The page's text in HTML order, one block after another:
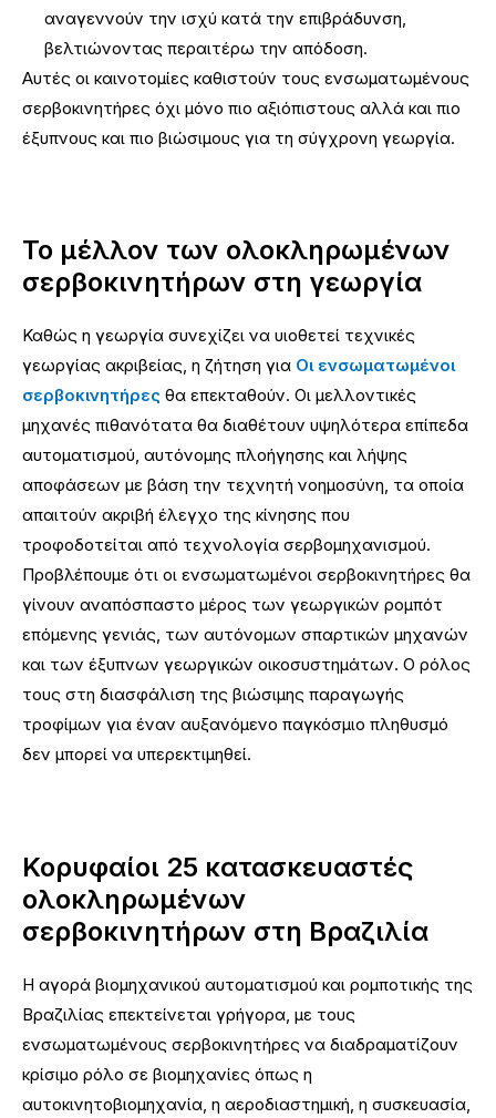
αναγεννούν την ισχύ κατά την επιβράδυνση,
βελτιώνοντας περαιτέρω την απόδοση.
Αυτές οι καινοτομίες καθιστούν τους ενσωματωμένους
σερβοκινητήρες όχι μόνο πιο αξιόπιστους αλλά και πιο
έξυπνους και πιο βιώσιμους για τη σύγχρονη γεωργία.
Το μέλλον των ολοκληρωμένων
σερβοκινητήρων στη γεωργία
Καθώς η γεωργία συνεχίζει να υιοθετεί τεχνικές
γεωργίας ακριβείας, η ζήτηση για Οι ενσωματωμένοι
σερβοκινητήρες θα επεκταθούν. Οι μελλοντικές
μηχανές πιθανότατα θα διαθέτουν υψηλότερα επίπεδα
αυτοματισμού, αυτόνομης πλοήγησης και λήψης
αποφάσεων με βάση την τεχνητή νοημοσύνη, τα οποία
απαιτούν ακριβή έλεγχο της κίνησης που
τροφοδοτείται από τεχνολογία σερβομηχανισμού.
Προβλέπουμε ότι οι ενσωματωμένοι σερβοκινητήρες θα
γίνουν αναπόσπαστο μέρος των γεωργικών ρομπότ
επόμενης γενιάς, των αυτόνομων σπαρτικών μηχανών
και των έξυπνων γεωργικών οικοσυστημάτων. Ο ρόλος
τους στη διασφάλιση της βιώσιμης παραγωγής
τροφίμων για έναν αυξανόμενο παγκόσμιο πληθυσμό
δεν μπορεί να υπερεκτιμηθεί.
Κορυφαίοι 25 κατασκευαστές
ολοκληρωμένων
σερβοκινητήρων στη Βραζιλία
Η αγορά βιομηχανικού αυτοματισμού και ρομποτικής της
Βραζιλίας επεκτείνεται γρήγορα, με τους
ενσωματωμένους σερβοκινητήρες να διαδραματίζουν
κρίσιμο ρόλο σε βιομηχανίες όπως η
αυτοκινητοβιομηχανία, η αεροδιαστημική, η συσκευασία,